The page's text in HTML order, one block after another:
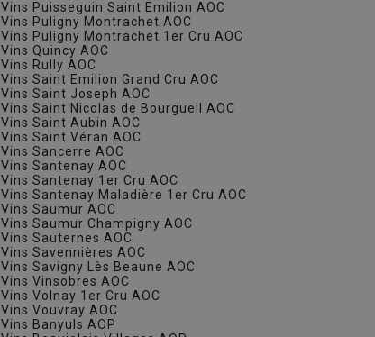
Vins Puisseguin Saint Emilion AOC
Vins Puligny Montrachet AOC
Vins Puligny Montrachet 1er Cru AOC
Vins Quincy AOC
Vins Rully AOC
Vins Saint Emilion Grand Cru AOC
Vins Saint Joseph AOC
Vins Saint Nicolas de Bourgueil AOC
Vins Saint Aubin AOC
Vins Saint Véran AOC
Vins Sancerre AOC
Vins Santenay AOC
Vins Santenay 1er Cru AOC
Vins Santenay Maladière 1er Cru AOC
Vins Saumur AOC
Vins Saumur Champigny AOC
Vins Sauternes AOC
Vins Savennières AOC
Vins Savigny Lès Beaune AOC
Vins Vinsobres AOC
Vins Volnay 1er Cru AOC
Vins Vouvray AOC
Vins Banyuls AOP